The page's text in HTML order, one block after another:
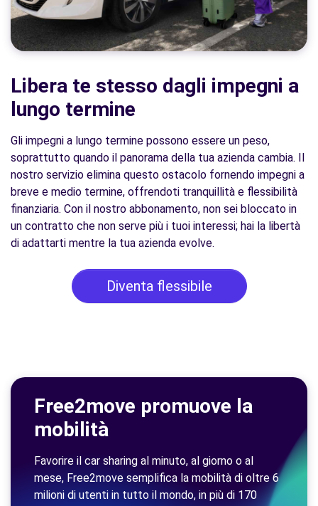
Libera te stesso dagli impegni a
lungo termine
Gli impegni a lungo termine possono essere un peso,
soprattutto quando il panorama della tua azienda cambia. Il
nostro servizio elimina questo ostacolo fornendo impegni a
breve e medio termine, offrendoti tranquillità e flessibilità
finanziaria. Con il nostro abbonamento, non sei bloccato in
un contratto che non serve più i tuoi interessi; hai la libertà
di adattarti mentre la tua azienda evolve.
Diventa flessibile
Free2move promuove la
mobilità
Favorire il car sharing al minuto, al giorno o al
mese, Free2move semplifica la mobilità di oltre 6
milioni di utenti in tutto il mondo, in più di 170